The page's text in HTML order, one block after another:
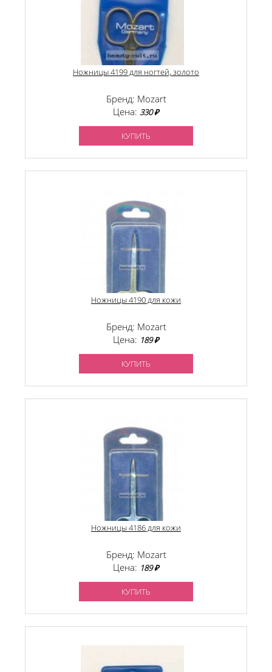
Ножницы 4199 для ногтей, золото
Бренд: Mozart
Цена: 330 ₽
КУПИТЬ
Ножницы 4190 для кожи
Бренд: Mozart
Цена: 189 ₽
КУПИТЬ
Ножницы 4186 для кожи
Бренд: Mozart
Цена: 189 ₽
КУПИТЬ